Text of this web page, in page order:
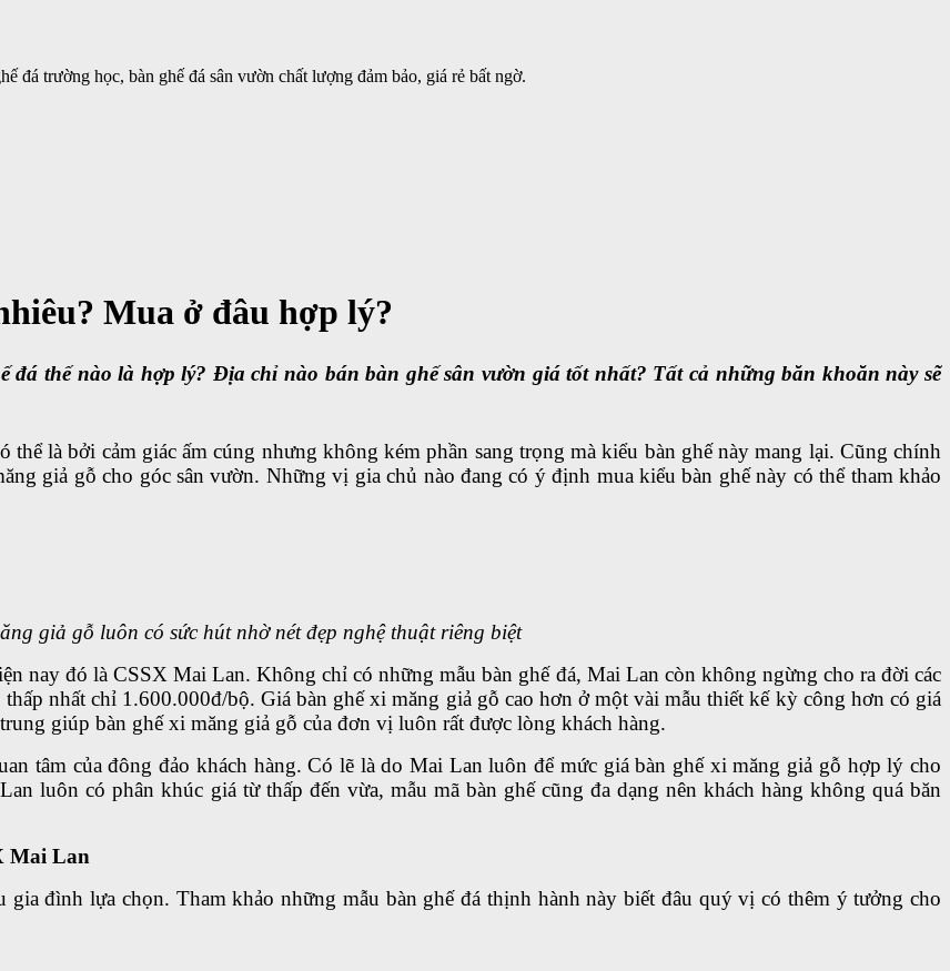
đá trường học, bàn ghế đá sân vườn chất lượng đảm bảo, giá rẻ bất ngờ.
Mua ở đâu hợp lý?
đá thế nào là hợp lý? Địa chỉ nào bán bàn ghế sân vườn giá tốt nhất? Tất cả những băn khoăn này sẽ
là bởi cảm giác ấm cúng nhưng không kém phần sang trọng mà kiểu bàn ghế này mang lại. Cũng chính
giả gỗ cho góc sân vườn. Những vị gia chủ nào đang có ý định mua kiểu bàn ghế này có thể tham khảo
giả gỗ luôn có sức hút nhờ nét đẹp nghệ thuật riêng biệt
nay đó là CSSX Mai Lan. Không chỉ có những mẫu bàn ghế đá, Mai Lan còn không ngừng cho ra đời các
nhất chỉ 1.600.000đ/bộ. Giá bàn ghế xi măng giả gỗ cao hơn ở một vài mẫu thiết kế kỳ công hơn có giá
giúp bàn ghế xi măng giả gỗ của đơn vị luôn rất được lòng khách hàng.
tâm của đông đảo khách hàng. Có lẽ là do Mai Lan luôn để mức giá bàn ghế xi măng giả gỗ hợp lý cho
luôn có phân khúc giá từ thấp đến vừa, mẫu mã bàn ghế cũng đa dạng nên khách hàng không quá băn
Mai Lan
đình lựa chọn. Tham khảo những mẫu bàn ghế đá thịnh hành này biết đâu quý vị có thêm ý tưởng cho